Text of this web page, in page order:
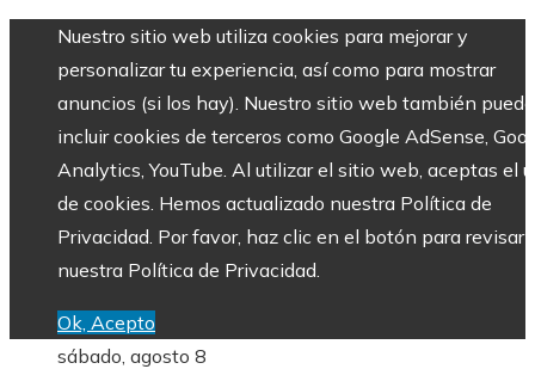
Nuestro sitio web utiliza cookies para mejorar y
personalizar tu experiencia, así como para mostrar
anuncios (si los hay). Nuestro sitio web también puede
incluir cookies de terceros como Google AdSense,
Analytics, YouTube. Al utilizar el sitio web, aceptas el
de cookies. Hemos actualizado nuestra Política de
Privacidad. Por favor, haz clic en el botón para revisar
nuestra Política de Privacidad.
Ok, Acepto
sábado, agosto 8